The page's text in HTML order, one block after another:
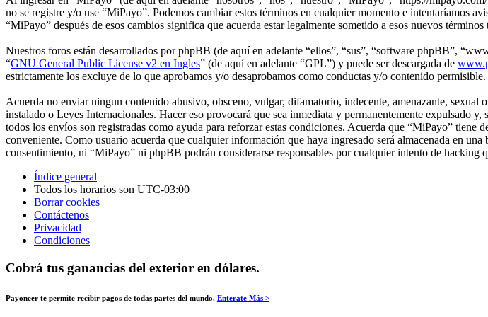
no se registre y/o use “MiPayo”. Podemos cambiar estos términos en cualquier momento e intentaríamos
“MiPayo” después de esos cambios significa que acuerda estar legalmente sometido a esos nuevos
Nuestros foros están desarrollados por phpBB (de aquí en adelante “ellos”, “sus”, “software phpBB”,
“GNU General Public License v2 en Ingles” (de aquí en adelante “GPL”) y puede ser descargada de
estrictamente los excluye de lo que aprobamos y/o desaprobamos como conductas y/o contenido
Acuerda no enviar ningun contenido abusivo, obsceno, vulgar, difamatorio, indecente, amenazante,
instalado o Leyes Internacionales. Hacer eso provocará que sea inmediata y permanentemente expulsado
todos los envíos son registradas como ayuda para reforzar estas condiciones. Acuerda que “MiPayo”
conveniente. Como usuario acuerda que cualquier información que haya ingresado será almacenada en
consentimiento, ni “MiPayo” ni phpBB podrán considerarse responsables por cualquier intento de hacking
Índice general
Todos los horarios son UTC-03:00
Borrar cookies
Contáctenos
Privacidad
Condiciones
Cobrá tus ganancias del exterior en dólares.
Payoneer te permite recibir pagos de todas partes del mundo. Enterate Más >